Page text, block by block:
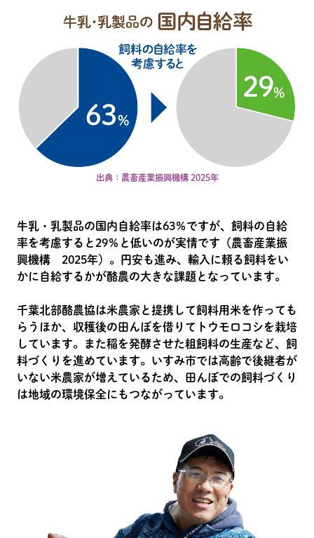
出典：農畜産業振興機構 2025年
牛乳・乳製品の国内自給率は63％ですが、飼料の自給
率を考慮すると29％と低いのが実情です（農畜産業振
興機構 2025年）。円安も進み、輸入に頼る飼料をい
かに自給するかが酪農の大きな課題となっています。
千葉北部酪農協は米農家と提携して飼料用米を作っても
らうほか、収穫後の田んぼを借りてトウモロコシを栽培
しています。また稲を発酵させた粗飼料の生産など、飼
料づくりを進めています。いすみ市では高齢で後継者が
いない米農家が増えているため、田んぼでの飼料づくり
は地域の環境保全にもつながっています。